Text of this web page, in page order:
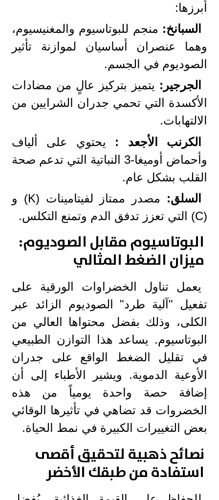
أبرزها:
السبانخ: منجم للبوتاسيوم والمغنيسيوم،
وهما عنصران أساسيان لموازنة تأثير
الصوديوم في الجسم.
الجرجير: يتميز بتركيز عالٍ من مضادات
الأكسدة التي تحمي جدران الشرايين من
الالتهابات.
الكرنب الأجعد : يحتوي على ألياف
وأحماض أوميغا-3 النباتية التي تدعم صحة
القلب بشكل عام.
السلق:
مصدر ممتاز لفيتامينات (K) و
(C) التي تعزز تدفق الدم وتمنع التكلس.
البوتاسيوم مقابل الصوديوم:
ميزان الضغط المثالي
يعمل تناول الخضراوات الورقية على
تفعيل "آلية طرد" الصوديوم الزائد عبر
الكلى، وذلك بفضل محتواها العالي من
البوتاسيوم. يساعد هذا التوازن الطبيعي
في تقليل الضغط الواقع على جدران
الأوعية الدموية. ويشير الأطباء إلى أن
إضافة حصة واحدة يومياً من هذه
الخضروات قد تضاهي في تأثيرها الوقائي
بعض التغييرات الكبيرة في نمط الحياة.
نصائح ذهبية لتحقيق أقصى
استفادة من طبقك الأخضر